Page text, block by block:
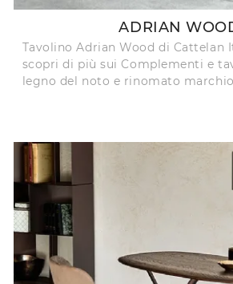
ADRIAN
Tavolino Adrian Wood di Cattelan
scopri di più sui Complementi e
legno del noto e rinomato